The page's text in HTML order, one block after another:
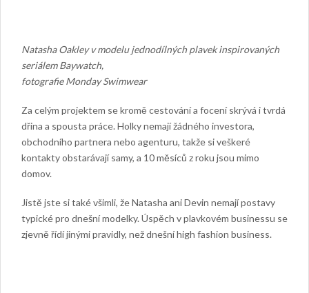
Natasha Oakley v modelu jednodílných plavek inspirovaných
seriálem Baywatch,
fotografie Monday Swimwear
Za celým projektem se kromě cestování a focení skrývá i tvrdá
dřina a spousta práce. Holky nemají žádného investora,
obchodního partnera nebo agenturu, takže si veškeré
kontakty obstarávají samy, a 10 měsíců z roku jsou mimo
domov.
Jistě jste si také všimli, že Natasha ani Devin nemají postavy
typické pro dnešní modelky. Úspěch v plavkovém businessu se
zjevně řídí jinými pravidly, než dnešní high fashion business.